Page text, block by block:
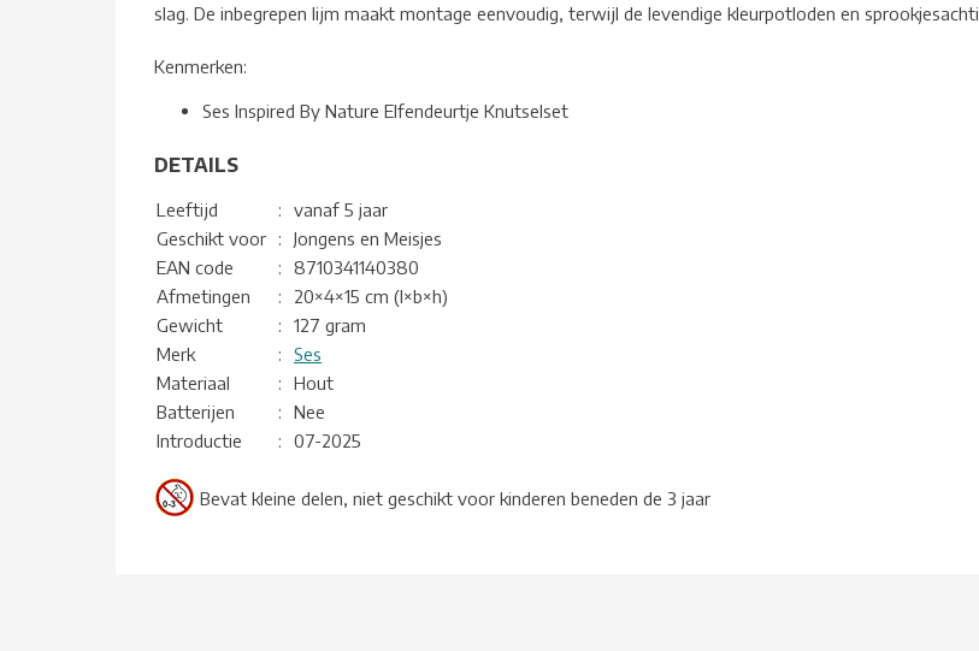
slag. De inbegrepen lijm maakt montage eenvoudig, terwijl de levendige kleurpotloden en
Kenmerken:
Ses Inspired By Nature Elfendeurtje Knutselset
DETAILS
Leeftijd :
vanaf 5 jaar
Geschikt voor
:
Jongens en Meisjes
EAN code
:
8710341140380
Afmetingen
:
20×4×15 cm (l×b×h)
Gewicht
:
127 gram
Merk
:
Ses
Materiaal
:
Hout
Batterijen
:
Nee
Introductie
: 07-2025
Bevat kleine delen, niet geschikt voor kinderen beneden de 3 jaar